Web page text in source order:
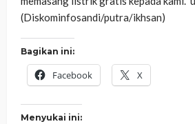
(Diskominfosandi/putra/ikhsan)
Bagikan ini:
Facebook X
Menyukai ini: